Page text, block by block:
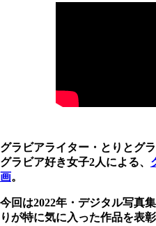
グラビアライター・とりとグ
グラビア好き女子2人による、
画。
今回は2022年・デジタル写真
りが特に気に入った作品を表